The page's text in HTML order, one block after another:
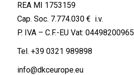
REA MI 1753159
Cap. Soc. 7.774.030 € i.v.
P. IVA – C.F.-EU Vat: 04498200965
Tel. +39 0321 989898
info@dkceurope.eu